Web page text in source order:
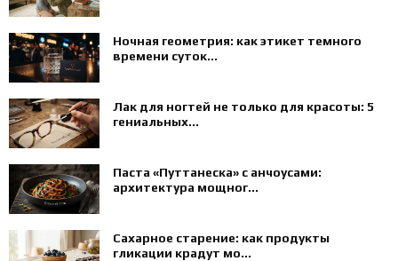
Ночная геометрия: как этикет темного
времени суток...
Лак для ногтей не только для красоты: 5
гениальных...
Паста «Путтанеска» с анчоусами:
архитектура мощног...
Сахарное старение: как продукты
гликации крадут мо...